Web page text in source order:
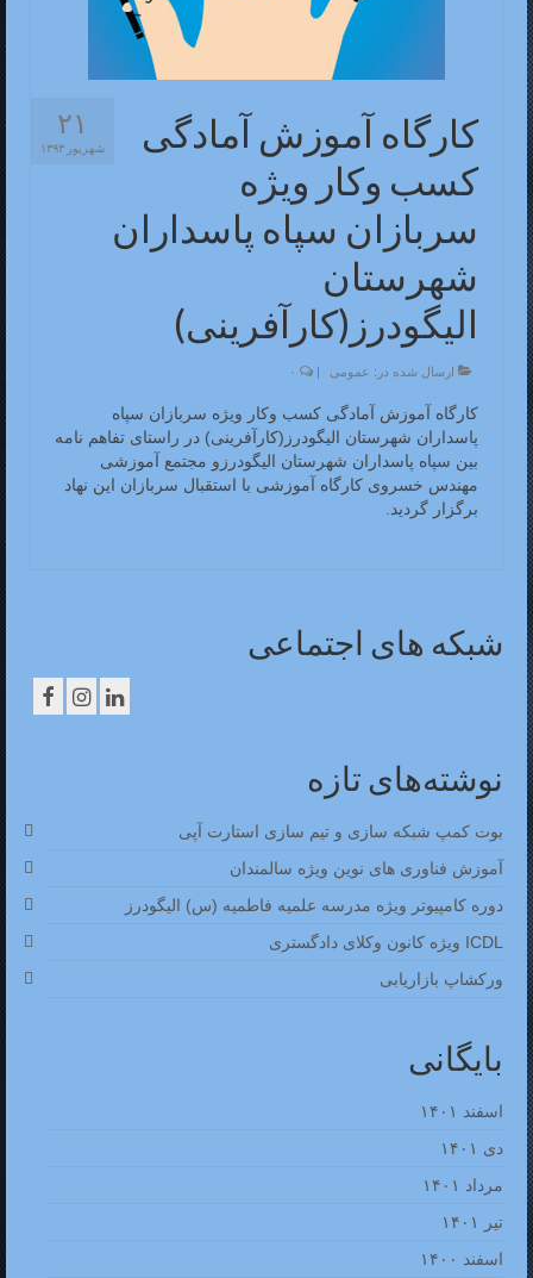
۲۱
شهریور ۱۳۹۳
کارگاه آموزش آمادگی
کسب وکار ویژه
سربازان سپاه پاسداران
شهرستان
الیگودرز(کارآفرینی)
ارسال شده در: عمومی |
کارگاه آموزش آمادگی کسب وکار ویژه سربازان سپاه
پاسداران شهرستان الیگودرز(کارآفرینی) در راستای تفاهم نامه
بین سپاه پاسداران شهرستان الیگودرزو مجتمع آموزشی
مهندس خسروی کارگاه آموزشی با استقبال سربازان این نهاد
برگزار گردید.
شبکه های اجتماعی
نوشته‌های تازه
بوت کمپ شبکه سازی و تیم سازی استارت آپی
آموزش فناوری های نوین ویژه سالمندان
دوره کامپیوتر ویژه مدرسه علمیه فاطمیه (س) الیگودرز
ICDL ویژه کانون وکلای دادگستری
ورکشاپ بازاریابی
بایگانی
اسفند ۱۴۰۱
دی ۱۴۰۱
مرداد ۱۴۰۱
تیر ۱۴۰۱
اسفند ۱۴۰۰